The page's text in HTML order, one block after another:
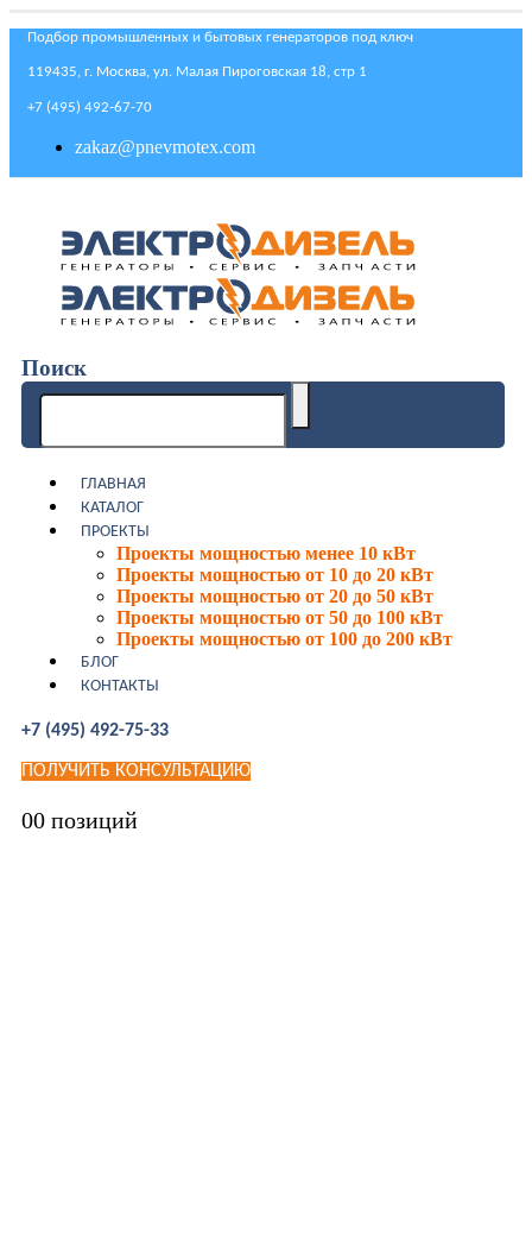
Подбор промышленных и бытовых генераторов под ключ
119435, г. Москва, ул. Малая Пироговская 18, стр 1
+7 (495) 492-67-70
zakaz@pnevmotex.com
Поиск
ГЛАВНАЯ
КАТАЛОГ
ПРОЕКТЫ
Проекты мощностью менее 10 кВт
Проекты мощностью от 10 до 20 кВт
Проекты мощностью от 20 до 50 кВт
Проекты мощностью от 50 до 100 кВт
Проекты мощностью от 100 до 200 кВт
БЛОГ
КОНТАКТЫ
+7 (495) 492-75-33
ПОЛУЧИТЬ КОНСУЛЬТАЦИЮ
00 позиций